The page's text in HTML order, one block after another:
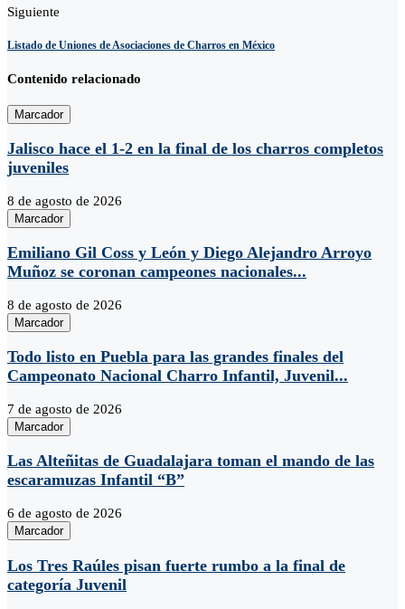
Siguiente
Listado de Uniones de Asociaciones de Charros en México
Contenido relacionado
Marcador
Jalisco hace el 1-2 en la final de los charros completos
juveniles
8 de agosto de 2026
Marcador
Emiliano Gil Coss y León y Diego Alejandro Arroyo
Muñoz se coronan campeones nacionales...
8 de agosto de 2026
Marcador
Todo listo en Puebla para las grandes finales del
Campeonato Nacional Charro Infantil, Juvenil...
7 de agosto de 2026
Marcador
Las Alteñitas de Guadalajara toman el mando de las
escaramuzas Infantil “B”
6 de agosto de 2026
Marcador
Los Tres Raúles pisan fuerte rumbo a la final de
categoría Juvenil